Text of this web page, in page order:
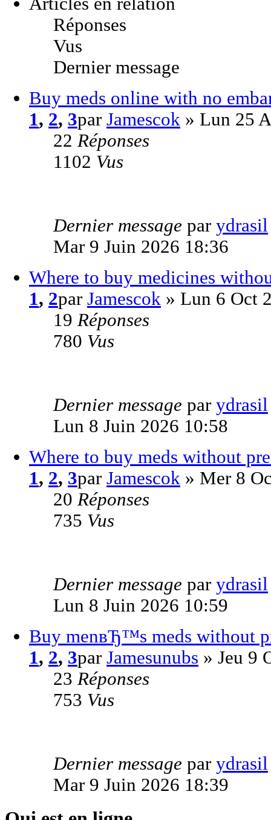
Réponses
Vus
Dernier message
Buy meds online with no
1, 2, 3par Jamescok » Lun 25
22 Réponses
1102 Vus
Dernier message par ydrasil
Mar 9 Juin 2026 18:36
Where to buy medicines
1, 2par Jamescok » Lun 6 Oct
19 Réponses
780 Vus
Dernier message par ydrasil
Lun 8 Juin 2026 10:58
Where to buy meds without
1, 2, 3par Jamescok » Mer 8
20 Réponses
735 Vus
Dernier message par ydrasil
Lun 8 Juin 2026 10:59
Buy menвЂ™s meds without
1, 2, 3par Jamesunubs » Jeu 9
23 Réponses
753 Vus
Dernier message par ydrasil
Mar 9 Juin 2026 18:39